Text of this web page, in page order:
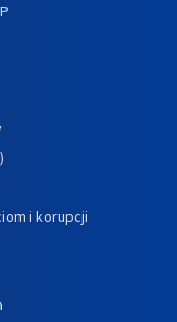
i korupcji